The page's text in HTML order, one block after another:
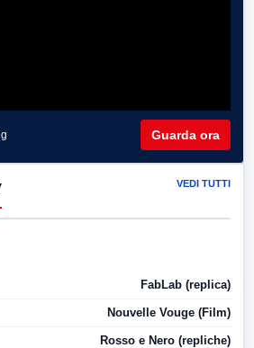
Guarda ora
VEDI TUTTI
FabLab (replica)
Nouvelle Vouge (Film)
Rosso e Nero (repliche)